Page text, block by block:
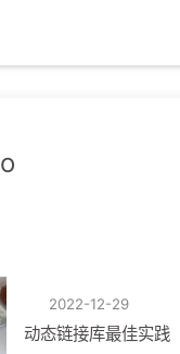
2022-12-29
动态链接库最佳实践